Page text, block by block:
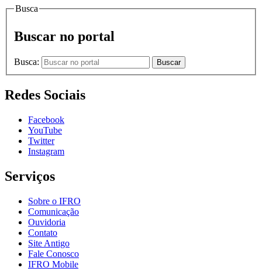
Busca
Buscar no portal
Busca: Buscar
Redes Sociais
Facebook
YouTube
Twitter
Instagram
Serviços
Sobre o IFRO
Comunicação
Ouvidoria
Contato
Site Antigo
Fale Conosco
IFRO Mobile